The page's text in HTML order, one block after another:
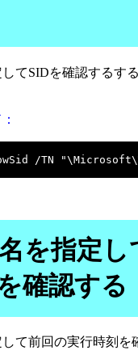
てSIDを確認するす
を指定し
確認する
て前回の実行時刻を